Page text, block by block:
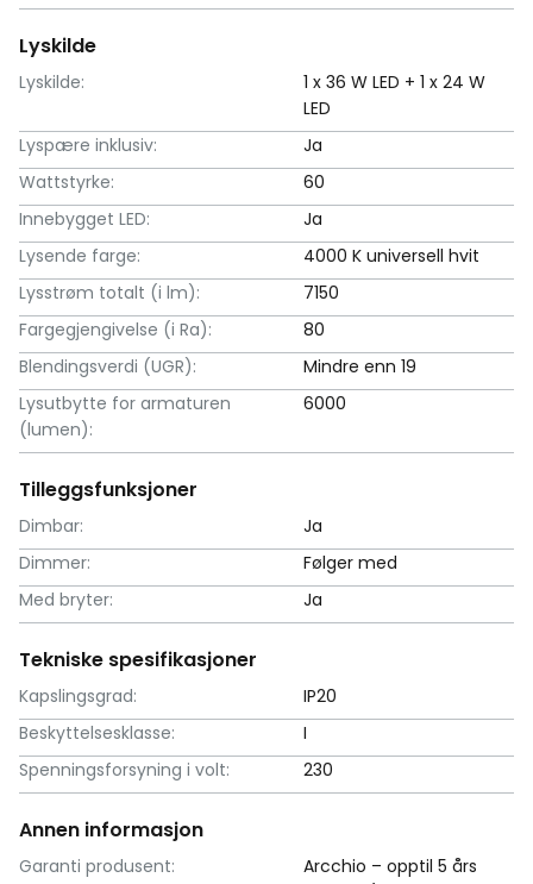
Lyskilde
Lyskilde:
1 x 36 W LED + 1 x 24 W
LED
Lyspære inklusiv:
Ja
Wattstyrke:
60
Innebygget LED:
Ja
Lysende farge:
4000 K universell hvit
Lysstrøm totalt (i lm):
7150
Fargegjengivelse (i Ra):
80
Blendingsverdi (UGR):
Mindre enn 19
Lysutbytte for armaturen
(lumen):
6000
Tilleggsfunksjoner
Dimbar:
Ja
Dimmer:
Følger med
Med bryter:
Ja
Tekniske spesifikasjoner
Kapslingsgrad:
IP20
Beskyttelsesklasse:
I
Spenningsforsyning i volt:
230
Annen informasjon
Garanti produsent:
Arcchio – opptil 5 års